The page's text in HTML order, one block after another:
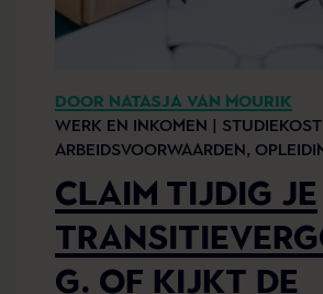
DOOR NATASJA VAN MOURIK
WERK EN INKOMEN |
ARBEIDSVOORWAARDEN,
CLAIM TIJDIG JE
G. OF KIJKT DE